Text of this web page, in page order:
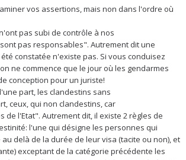
vos assertions, mais non dans l'ordre où
pas subi de contrôle à nos
pas responsables". Autrement dit une
constatée n'existe pas. Si vous conduisez
ne commence que le jour où les gendarmes
conception pour un juriste!
part, les clandestins sans
ceux, qui non clandestins, car
de l'Etat". Autrement dit, il existe 2 règles de
l'une qui désigne les personnes qui
delà de la durée de leur visa (tacite ou non), et
exceptant de la catégorie précédente les